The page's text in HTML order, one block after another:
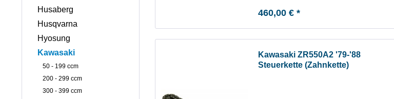
Husaberg
Husqvarna
Hyosung
Kawasaki
50 - 199 ccm
200 - 299 ccm
300 - 399 ccm
460,00 € *
Kawasaki ZR550A2 '79-'88
Steuerkette (Zahnkette)